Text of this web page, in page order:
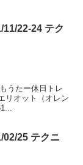
11/22-24 テク
うたー休日トレ
リオット（オレン
02/25 テクニ